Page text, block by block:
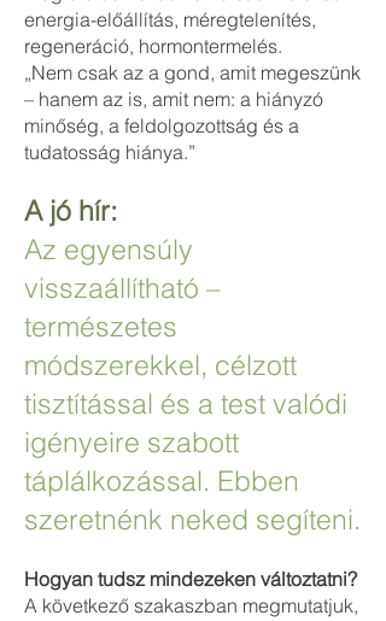
energia-előállítás, méregtelenítés,
regeneráció, hormontermelés.
„Nem csak az a gond, amit megeszünk
– hanem az is, amit nem: a hiányzó
minőség, a feldolgozottság és a
tudatosság hiánya.”
A jó hír:
Az egyensúly
visszaállítható –
természetes
módszerekkel, célzott
tisztítással és a test valódi
igényeire szabott
táplálkozással. Ebben
szeretnénk neked segíteni.
Hogyan tudsz mindezeken változtatni?
A következő szakaszban megmutatjuk,